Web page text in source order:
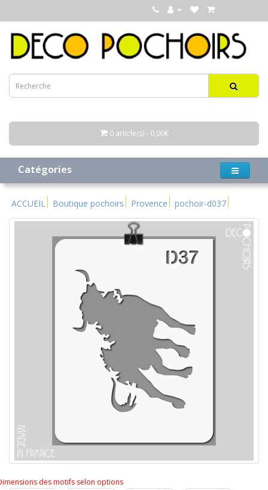
0 article(s) - 0,00€
Catégories
ACCUEIL Boutique pochoirs Provence pochoir-d037
des motifs selon options